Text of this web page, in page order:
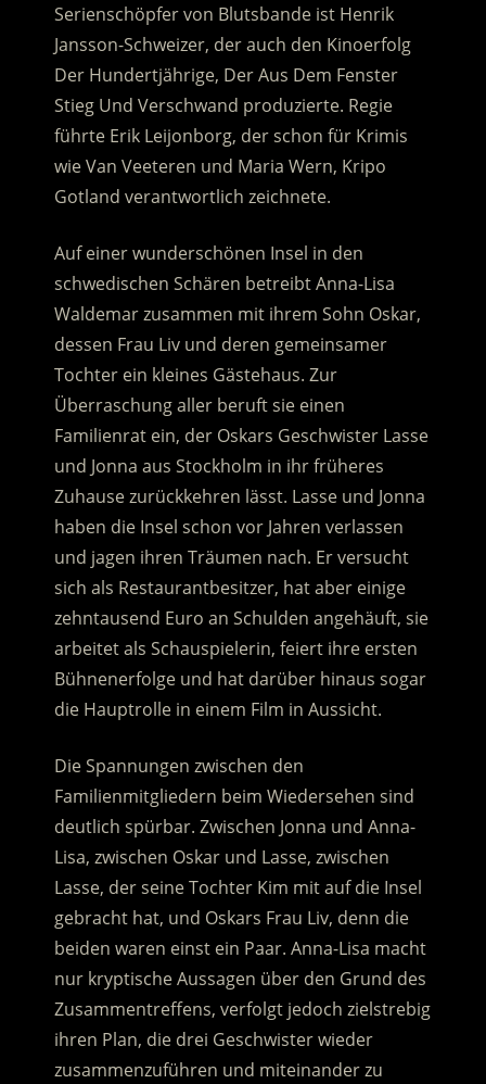
Serienschöpfer von Blutsbande ist Henrik
Jansson-Schweizer, der auch den Kinoerfolg
Der Hundertjährige, Der Aus Dem Fenster
Stieg Und Verschwand produzierte. Regie
führte Erik Leijonborg, der schon für Krimis
wie Van Veeteren und Maria Wern, Kripo
Gotland verantwortlich zeichnete.
Auf einer wunderschönen Insel in den
schwedischen Schären betreibt Anna-Lisa
Waldemar zusammen mit ihrem Sohn Oskar,
dessen Frau Liv und deren gemeinsamer
Tochter ein kleines Gästehaus. Zur
Überraschung aller beruft sie einen
Familienrat ein, der Oskars Geschwister Lasse
und Jonna aus Stockholm in ihr früheres
Zuhause zurückkehren lässt. Lasse und Jonna
haben die Insel schon vor Jahren verlassen
und jagen ihren Träumen nach. Er versucht
sich als Restaurantbesitzer, hat aber einige
zehntausend Euro an Schulden angehäuft, sie
arbeitet als Schauspielerin, feiert ihre ersten
Bühnenerfolge und hat darüber hinaus sogar
die Hauptrolle in einem Film in Aussicht.
Die Spannungen zwischen den
Familienmitgliedern beim Wiedersehen sind
deutlich spürbar. Zwischen Jonna und Anna-
Lisa, zwischen Oskar und Lasse, zwischen
Lasse, der seine Tochter Kim mit auf die Insel
gebracht hat, und Oskars Frau Liv, denn die
beiden waren einst ein Paar. Anna-Lisa macht
nur kryptische Aussagen über den Grund des
Zusammentreffens, verfolgt jedoch zielstrebig
ihren Plan, die drei Geschwister wieder
zusammenzuführen und miteinander zu